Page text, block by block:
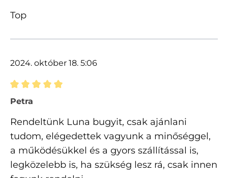
Top
2024. október 18. 5:06
Értékelés 5 of 5 csillagok besorolásával
Petra
Rendeltünk Luna bugyit, csak ajánlani
tudom, elégedettek vagyunk a minőséggel,
a működésükkel és a gyors szállítással is,
legközelebb is, ha szükség lesz rá, csak innen